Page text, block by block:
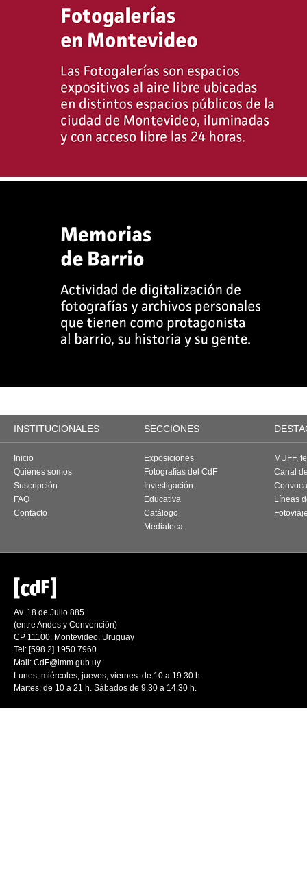
INSTITUCIONALES SECCIONES
Inicio
Quiénes somos
Suscripción
FAQ
Contacto
Exposiciones
Fotografías del CdF
Investigación
Educativa
Catálogo
Mediateca
MUFF,
Canal
Líneas
Av. 18 de Julio 885
(entre Andes y Convención)
CP 11100. Montevideo. Uruguay
Tel: [598 2] 1950 7960
Mail: CdF@imm.gub.uy
Lunes, miércoles, jueves, viernes: de 10 a 19.30 h.
Martes: de 10 a 21 h. Sábados de 9.30 a 14.30 h.